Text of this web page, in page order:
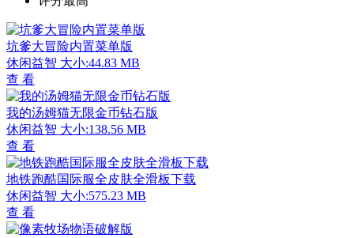
坑爹大冒险内置菜单版
休闲益智 大小:44.83 MB
查 看
我的汤姆猫无限金币钻石版
休闲益智 大小:138.56 MB
查 看
地铁跑酷国际服全皮肤全滑板下载
休闲益智 大小:575.23 MB
查 看